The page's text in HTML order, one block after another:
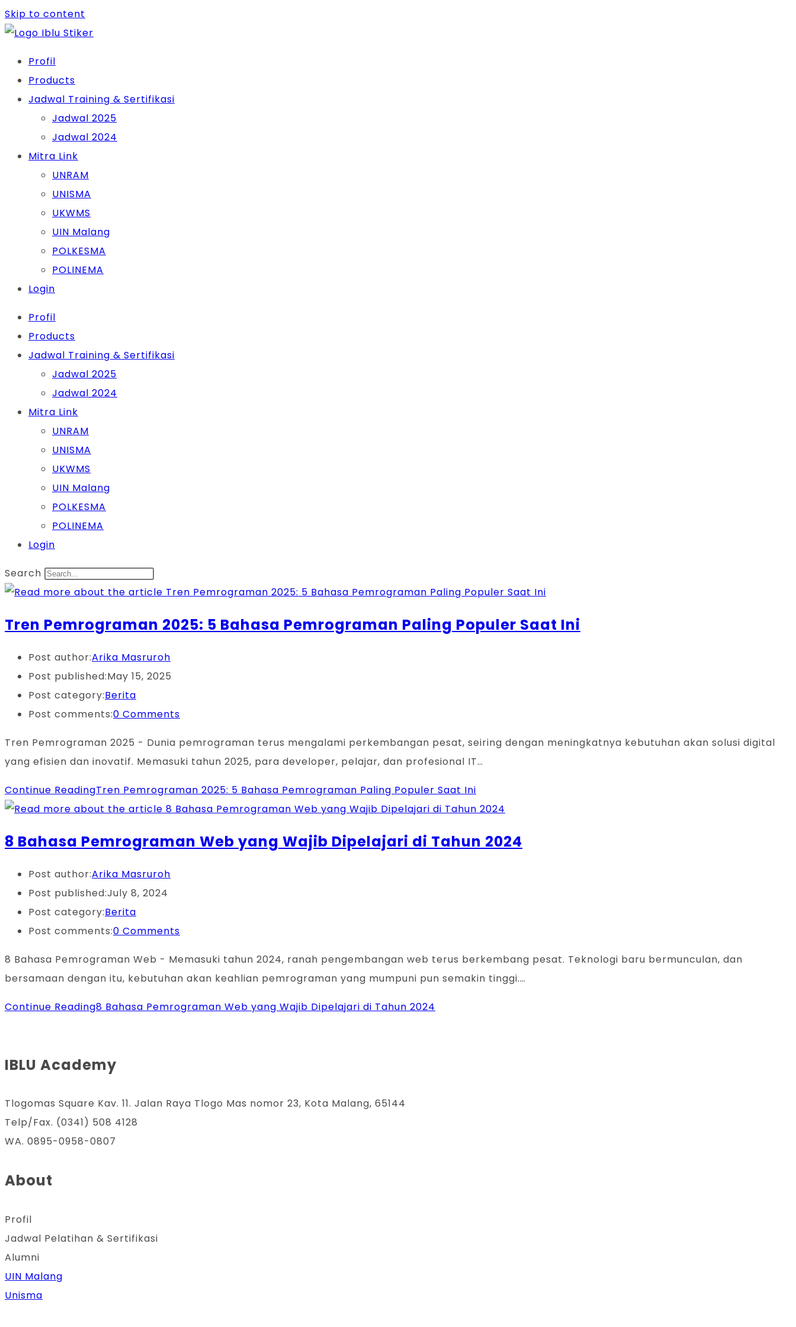
Skip to content
Profil
Products
Jadwal Training & Sertifikasi
Jadwal 2025
Jadwal 2024
Mitra Link
UNRAM
UNISMA
UKWMS
UIN Malang
POLKESMA
POLINEMA
Login
Profil
Products
Jadwal Training & Sertifikasi
Jadwal 2025
Jadwal 2024
Mitra Link
UNRAM
UNISMA
UKWMS
UIN Malang
POLKESMA
POLINEMA
Login
Search
Tren Pemrograman 2025: 5 Bahasa Pemrograman Paling Populer Saat Ini
Post author:Arika Masruroh
Post published:May 15, 2025
Post category:Berita
Post comments:0 Comments
Tren Pemrograman 2025 - Dunia pemrograman terus mengalami perkembangan pesat, seiring dengan meningkatnya kebutuhan akan solusi digital
yang efisien dan inovatif. Memasuki tahun 2025, para developer, pelajar, dan profesional IT…
Continue ReadingTren Pemrograman 2025: 5 Bahasa Pemrograman Paling Populer Saat Ini
8 Bahasa Pemrograman Web yang Wajib Dipelajari di Tahun 2024
Post author:Arika Masruroh
Post published:July 8, 2024
Post category:Berita
Post comments:0 Comments
8 Bahasa Pemrograman Web - Memasuki tahun 2024, ranah pengembangan web terus berkembang pesat. Teknologi baru bermunculan, dan
bersamaan dengan itu, kebutuhan akan keahlian pemrograman yang mumpuni pun semakin tinggi.…
Continue Reading8 Bahasa Pemrograman Web yang Wajib Dipelajari di Tahun 2024
IBLU Academy
Tlogomas Square Kav. 11. Jalan Raya Tlogo Mas nomor 23, Kota Malang, 65144
Telp/Fax. (0341) 508 4128
WA. 0895-0958-0807
About
Profil
Jadwal Pelatihan & Sertifikasi
Alumni
UIN Malang
Unisma